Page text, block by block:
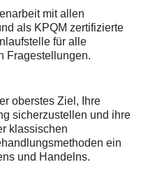
mit allen
als KPQM zertifizierte
für alle
Fragestellungen.
oberstes Ziel, Ihre
sicherzustellen und ihre
klassischen
ein
und Handelns.